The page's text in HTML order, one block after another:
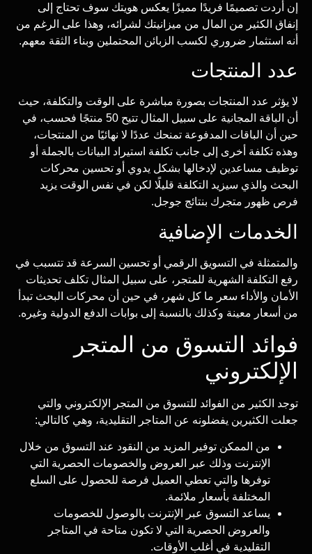
إن أردت تصميمًا فريدًا مميزًا يعكس هويتك سوف تحتاج إلى
إنفاق الكثير من المال من ميزانيتك لشرائه، وهذا على الرغم من
أنه استثمار ضروري لكسب الزبائن المحتملين وبناء الثقة معهم.
عدد المنتجات
لا يؤثر عدد المنتجات بصورة مباشرة على الوقت والتكلفة، حيث
أن الباقة المجانية على سبيل المثال تتيح 50 منتجًا فحسب، في
حين أن الباقات المدفوعة تمنحك عددًا لا نهائيًا من المنتجات،
وهذه تكلفة أخرى إلى جانب تكلفة استيراد البيانات بالجملة أو
توظيف مساعدين لإدخالها بشكل يدوي أو تحسين محركات
البحث والذي سيزيد التكلفة قليلًا لكن في نفس الوقت يزيد
فرص ظهور متجرك بنتائج جوجل.
الخدمات الإضافية
والمتمثلة في التسويق الرقمي أو تحسين السرعة قد تتسبب في
رفع التكلفة الشهرية للمتجر، على سبيل المثال تكلف تحديثات
الأمان والأداء سعر ما كل شهر، في حين أن محركات البحث تبدأ
من أسعار معينة وكذلك بالنسبة إلى بوابات الدفع الدولية وغيره.
فوائد التسوق من المتجر
الإلكتروني
توجد الكثير من الفوائد للتسوق من المتجر الإلكتروني والتي
جعلت الكثيرين يفضلونه عن المتاجر التقليدية، وهي كالتالي:
من الممكن توفير المزيد من النقود عند التسوق من خلال
الإنترنت وذلك عبر العروض والخصومات الحصرية التي
توفرها والتي تعطي العميل فرصة للحصول على السلع
المختلفة بأسعار ملائمة.
يساعد التسوق عبر الإنترنت بالوصول للخصومات
والعروض الحصرية التي لا تكون متاحة في المتاجر
التقليدية في أغلب الأوقات.